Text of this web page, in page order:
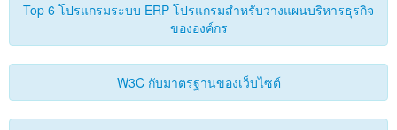
Knowledge
Contact us
Top 6 โปรแกรมระบบ ERP โปรแกรมสำหรับวางแผนบริหารธุรกิจ
ขององค์กร
W3C กับมาตรฐานของเว็บไซต์